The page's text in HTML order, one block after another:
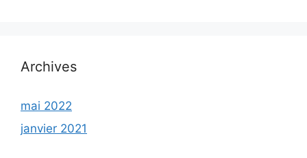
Archives
mai 2022
janvier 2021